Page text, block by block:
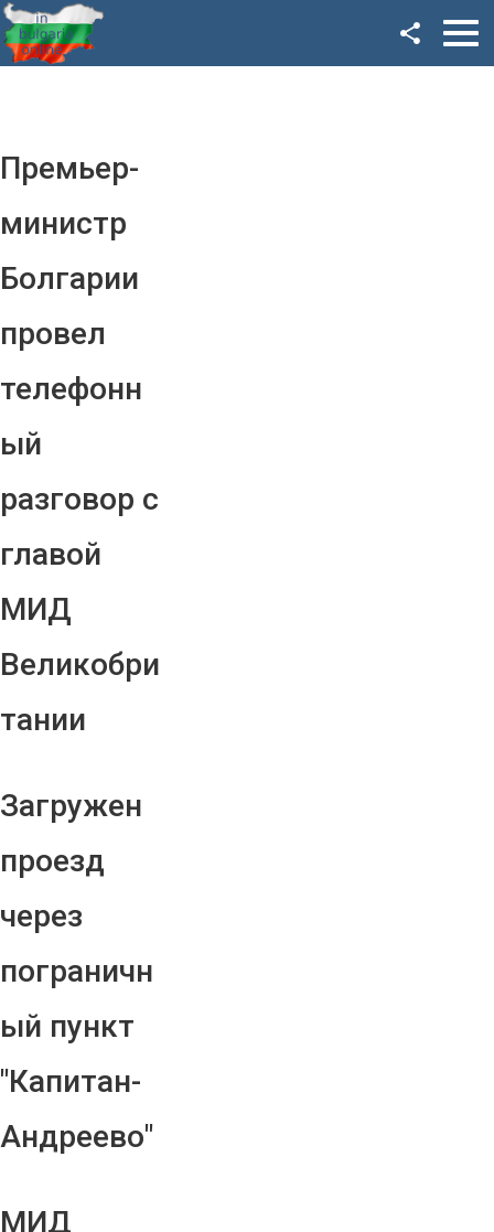
Премьер-
министр
Болгарии
провел
телефонн
ый
разговор с
главой
МИД
Великобри
тании
Загружен
проезд
через
пограничн
ый пункт
"Капитан-
Андреево"
МИД